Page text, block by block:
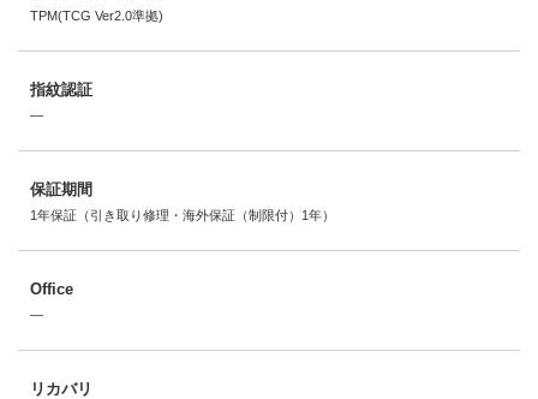
TPM(TCG Ver2.0準拠)
指紋認証
―
保証期間
1年保証（引き取り修理・海外保証（制限付）1年）
Office
―
リカバリ